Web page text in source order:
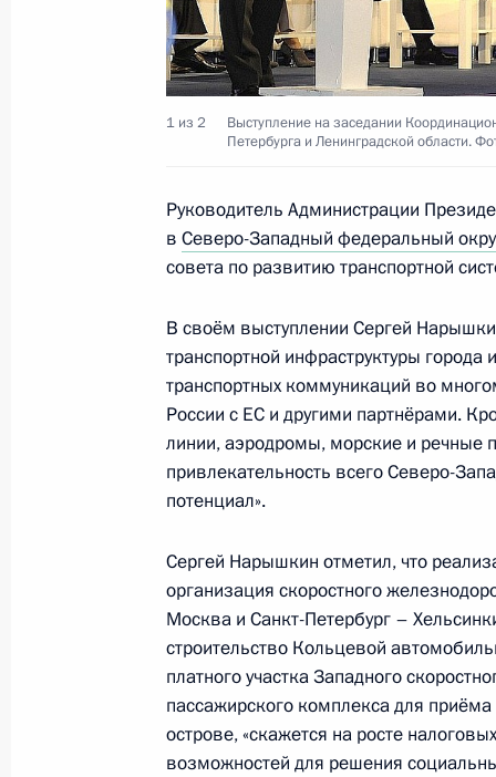
по итогам работы мобильной
области
7 ноября 2011 года, 13:20
работы мобильной приёмной
5 ноября 2011 года, 11:50
Об исполнении поручения
ограничения трудовой
за преступления экстремистской
Сергей Нарышкин встретился с
Юрием Федотовым
19 октября 2011 года, 20:30
Руководитель Администрации
выступил на международной
1 из 2
Выступление на заседании
Петербурга и Ленинградской области.
Руководитель Администрации
в Северо-Западный федеральный
совета по развитию транспортной
В своём выступлении Сергей
транспортной инфраструктуры города
транспортных коммуникаций во
России с ЕС и другими партнёрами.
линии, аэродромы, морские и речные
привлекательность всего Северо-
потенциал».
Сергей Нарышкин отметил, что
организация скоростного
Москва и Санкт-Петербург –
строительство Кольцевой
платного участка Западного
пассажирского комплекса для
острове, «скажется на росте
возможностей для решения